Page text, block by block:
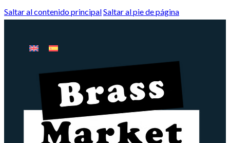
Saltar al contenido principalSaltar al pie de página